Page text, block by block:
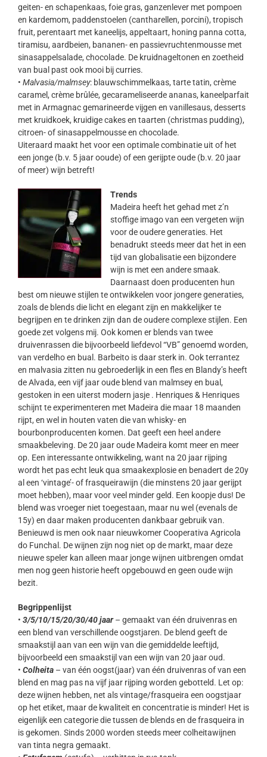
geiten- en schapenkaas, foie gras, ganzenlever met pompoen
en kardemom, paddenstoelen (cantharellen, porcini), tropisch
fruit, perentaart met kaneelijs, appeltaart, honing panna cotta,
tiramisu, aardbeien, bananen- en passievruchtenmousse met
sinasappelsalade, chocolade. De kruidnageltonen en zoetheid
van bual past ook mooi bij curries.
• Malvasia/malmsey: blauwschimmelkaas, tarte tatin, crème
caramel, crème brûlée, gecarameliseerde ananas, kaneelparfait
met in Armagnac gemarineerde vijgen en vanillesaus, desserts
met kruidkoek, kruidige cakes en taarten (christmas pudding),
citroen- of sinasappelmousse en chocolade.
Uiteraard maakt het voor een optimale combinatie uit of het
een jonge (b.v. 5 jaar ooude) of een gerijpte oude (b.v. 20 jaar
of meer) wijn betreft!
Trends
Madeira heeft het gehad met z’n
stoffige imago van een vergeten wijn
voor de oudere generaties. Het
benadrukt steeds meer dat het in een
tijd van globalisatie een bijzondere
wijn is met een andere smaak.
Daarnaast doen producenten hun
best om nieuwe stijlen te ontwikkelen voor jongere generaties,
zoals de blends die licht en elegant zijn en makkelijker te
begrijpen en te drinken zijn dan de oudere complexe stijlen. Een
goede zet volgens mij. Ook komen er blends van twee
druivenrassen die bijvoorbeeld liefdevol “VB” genoemd worden,
van verdelho en bual. Barbeito is daar sterk in. Ook terrantez
en malvasia zitten nu gebroederlijk in een fles en Blandy’s heeft
de Alvada, een vijf jaar oude blend van malmsey en bual,
gestoken in een uiterst modern jasje . Henriques & Henriques
schijnt te experimenteren met Madeira die maar 18 maanden
rijpt, en wel in houten vaten die van whisky- en
bourbonproducenten komen. Dat geeft een heel andere
smaakbeleving. De 20 jaar oude Madeira komt meer en meer
op. Een interessante ontwikkeling, want na 20 jaar rijping
wordt het pas echt leuk qua smaakexplosie en benadert de 20y
al een ‘vintage’- of frasqueirawijn (die minstens 20 jaar gerijpt
moet hebben), maar voor veel minder geld. Een koopje dus! De
blend was vroeger niet toegestaan, maar nu wel (evenals de
15y) en daar maken producenten dankbaar gebruik van.
Benieuwd is men ook naar nieuwkomer Cooperativa Agricola
do Funchal. De wijnen zijn nog niet op de markt, maar deze
nieuwe speler kan alleen maar jonge wijnen uitbrengen omdat
men nog geen historie heeft opgebouwd en geen oude wijn
bezit.
Begrippenlijst
• 3/5/10/15/20/30/40 jaar– gemaakt van één druivenras en
een blend van verschillende oogstjaren. De blend geeft de
smaakstijl aan van een wijn van die gemiddelde leeftijd,
bijvoorbeeld een smaakstijl van een wijn van 20 jaar oud.
• Colheita – van één oogst(jaar) van één druivenras of van een
blend en mag pas na vijf jaar rijping worden gebotteld. Let op:
deze wijnen hebben, net als vintage/frasqueira een oogstjaar
op het etiket, maar de kwaliteit en concentratie is minder! Het is
eigenlijk een categorie die tussen de blends en de frasqueira in
is gekomen. Sinds 2000 worden steeds meer colheitawijnen
van tinta negra gemaakt.